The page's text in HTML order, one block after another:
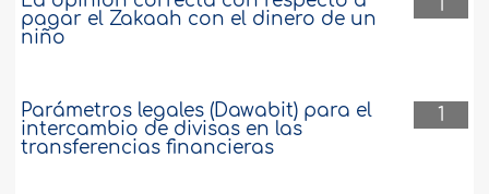
pagar el Zakaah con el dinero de un
niño
1
Parámetros legales (Dawabit) para el
intercambio de divisas en las
transferencias financieras